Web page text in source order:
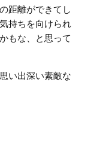
距離ができてし
持ちを向けられ
もな、と思って
い出深い素敵な